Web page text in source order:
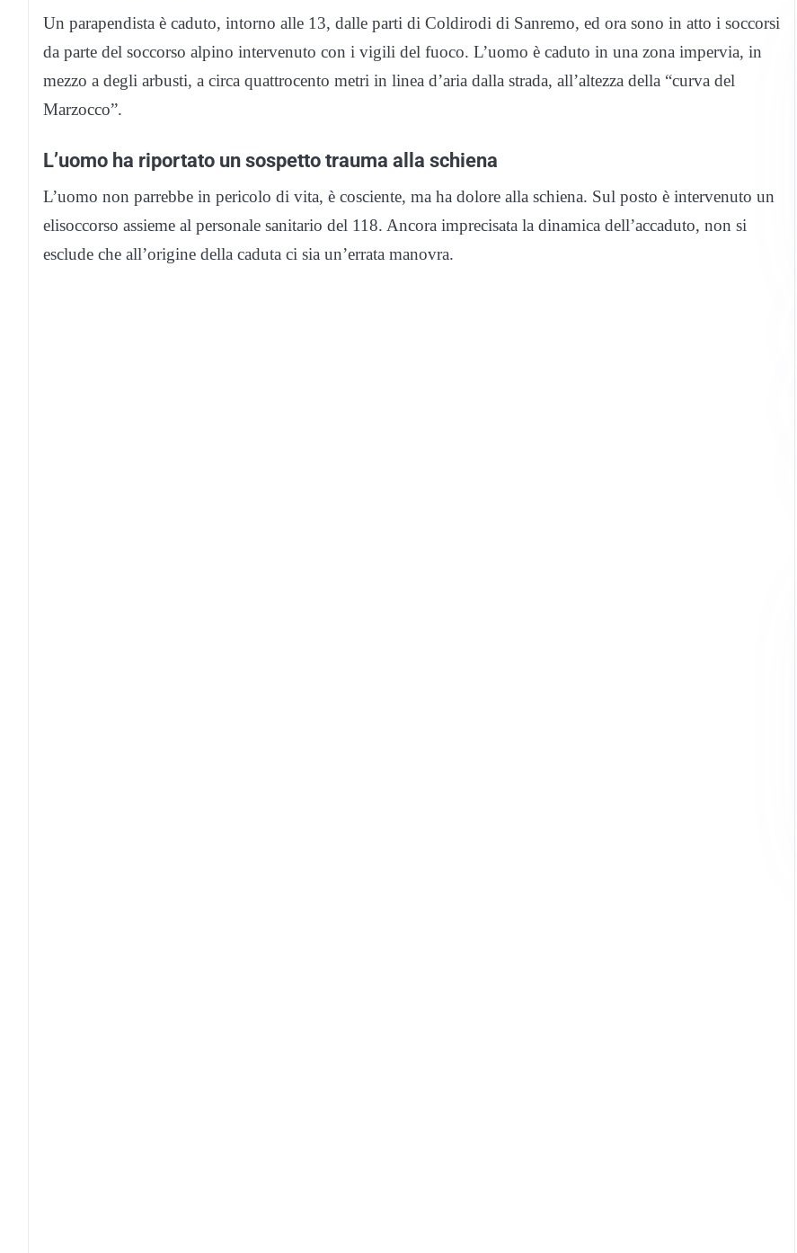
Un parapendista è caduto, intorno alle 13, dalle parti di Coldirodi di Sanremo, ed ora sono in atto i soccorsi
da parte del soccorso alpino intervenuto con i vigili del fuoco. L’uomo è caduto in una zona impervia, in
mezzo a degli arbusti, a circa quattrocento metri in linea d’aria dalla strada, all’altezza della “curva del
Marzocco”.
L’uomo ha riportato un sospetto trauma alla schiena
L’uomo non parrebbe in pericolo di vita, è cosciente, ma ha dolore alla schiena. Sul posto è intervenuto un
elisoccorso assieme al personale sanitario del 118. Ancora imprecisata la dinamica dell’accaduto, non si
esclude che all’origine della caduta ci sia un’errata manovra.